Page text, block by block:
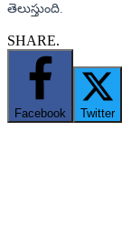
తెలుస్తుంది.
SHARE.
Facebook Twitter